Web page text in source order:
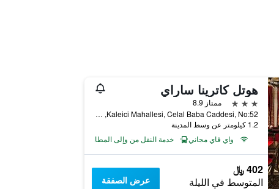
هوتل كاترينا ساراي
3 نجوم
ممتاز 8.9
Kaleici Mahallesi, Celal Baba Caddesi, No:52, كارس, تركيا
1.2 كيلومتر عن وسط المدينة
واي فاي مجاني
خدمة النقل من وإلى المطار
402 ﷼
المتوسط في الليلة عرض الصفقة